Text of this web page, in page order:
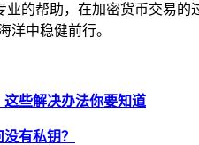
的帮助，在加密货币交易
洋中稳健前行。
些解决办法你要知道
有私钥？